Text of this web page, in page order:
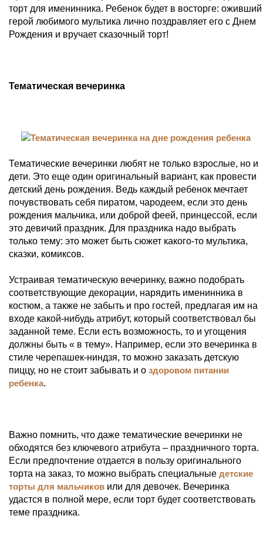
торт для именинника. Ребенок будет в восторге: оживший
герой любимого мультика лично поздравляет его с Днем
Рождения и вручает сказочный торт!
Тематическая вечеринка
Тематические вечеринки любят не только взрослые, но и
дети. Это еще один оригинальный вариант, как провести
детский день рождения. Ведь каждый ребенок мечтает
почувствовать себя пиратом, чародеем, если это день
рождения мальчика, или доброй феей, принцессой, если
это девичий праздник. Для праздника надо выбрать
только тему: это может быть сюжет какого-то мультика,
сказки, комиксов.
Устраивая тематическую вечеринку, важно подобрать
соответствующие декорации, нарядить именинника в
костюм, а также не забыть и про гостей, предлагая им на
входе какой-нибудь атрибут, который соответствовал бы
заданной теме. Если есть возможность, то и угощения
должны быть « в тему». Например, если это вечеринка в
стиле черепашек-ниндзя, то можно заказать детскую
пиццу, но не стоит забывать и о здоровом питании
ребенка.
Важно помнить, что даже тематические вечеринки не
обходятся без ключевого атрибута – праздничного торта.
Если предпочтение отдается в пользу оригинального
торта на заказ, то можно выбрать специальные детские
торты для мальчиков или для девочек. Вечеринка
удастся в полной мере, если торт будет соответствовать
теме праздника.